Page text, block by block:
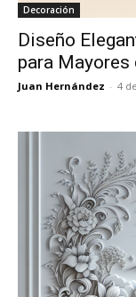
Decoración
Diseño
para Mayores
Juan Hernández - 4